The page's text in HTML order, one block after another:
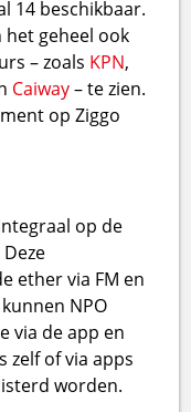
14 beschikbaar.
het geheel ook
– zoals KPN,
Caiway– te zien.
op Ziggo
op de
ether via FM en
NPO
via de app en
zelf of via apps
worden.